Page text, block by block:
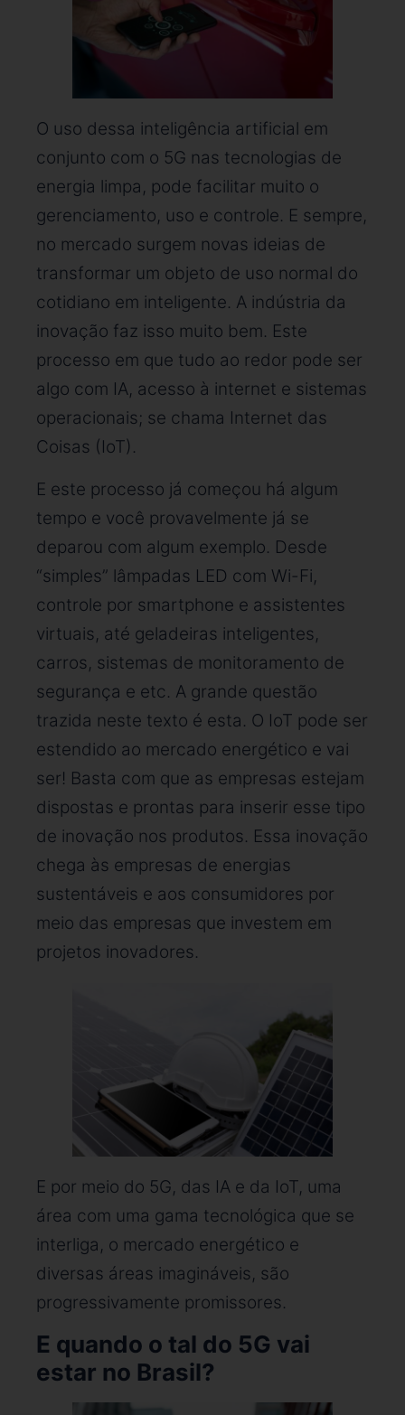
O uso dessa inteligência artificial em
conjunto com o 5G nas tecnologias de
energia limpa, pode facilitar muito o
gerenciamento, uso e controle. E sempre,
no mercado surgem novas ideias de
transformar um objeto de uso normal do
cotidiano em inteligente. A indústria da
inovação faz isso muito bem. Este
processo em que tudo ao redor pode ser
algo com IA, acesso à internet e sistemas
operacionais; se chama Internet das
Coisas (IoT).
E este processo já começou há algum
tempo e você provavelmente já se
deparou com algum exemplo. Desde
“simples” lâmpadas LED com Wi-Fi,
controle por smartphone e assistentes
virtuais, até geladeiras inteligentes,
carros, sistemas de monitoramento de
segurança e etc. A grande questão
trazida neste texto é esta. O IoT pode ser
estendido ao mercado energético e vai
ser! Basta com que as empresas estejam
dispostas e prontas para inserir esse tipo
de inovação nos produtos. Essa inovação
chega às empresas de energias
sustentáveis e aos consumidores por
meio das empresas que investem em
projetos inovadores.
E por meio do 5G, das IA e da IoT, uma
área com uma gama tecnológica que se
interliga, o mercado energético e
diversas áreas imagináveis, são
progressivamente promissores.
E quando o tal do 5G vai
estar no Brasil?